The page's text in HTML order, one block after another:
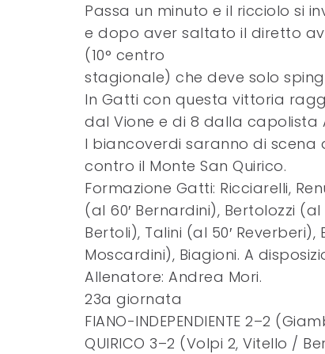
Passa un minuto e il ricciolo si
e dopo aver saltato il diretto
(10° centro
stagionale) che deve solo
In Gatti con questa vittoria
dal Vione e di 8 dalla capolista
I biancoverdi saranno di
contro il Monte San Quirico.
Formazione Gatti: Ricciarelli,
(al 60′ Bernardini), Bertolozzi (al
Bertoli), Talini (al 50′
Moscardini), Biagioni. A
Allenatore: Andrea Mori.
23a giornata
FIANO-INDEPENDIENTE 2–2
QUIRICO 3–2 (Volpi 2, Vitello /